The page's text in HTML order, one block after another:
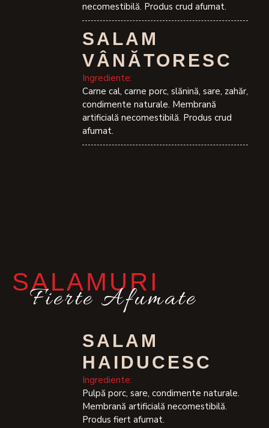
necomestibilă. Produs crud afumat.
SALAM
VÂNĂTORESC
Ingrediente:
Carne cal, carne porc, slănină, sare, zahăr,
condimente naturale. Membrană
artificială necomestibilă. Produs crud
afumat.
SALAMURI
Fierte Afumate
SALAM
HAIDUCESC
Ingrediente:
Pulpă porc, sare, condimente naturale.
Membrană artificială necomestibilă.
Produs fiert afumat.